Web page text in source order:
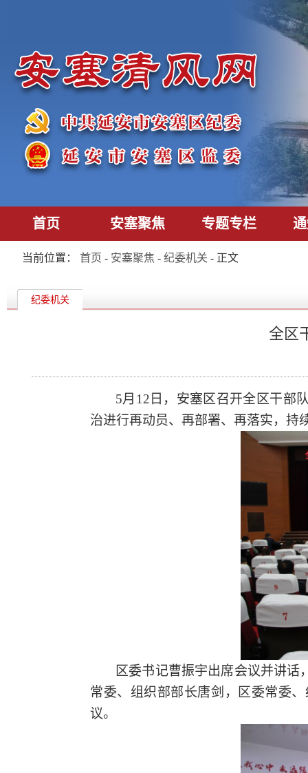
首页 安塞聚焦 专题专栏
当前位置： 首页 - 安塞聚焦 - 纪委机关 - 正文
纪委机关
全区
5月12日，安塞区召开全区干部
治进行再动员、再部署、再落实，持
区委书记曹振宇出席会议并讲
常委、组织部部长唐剑，区委常委
议。